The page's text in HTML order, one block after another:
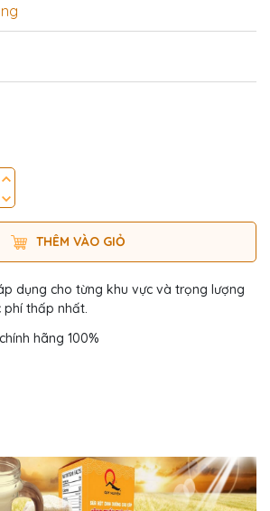
THÊM VÀO GIỎ
dụng cho từng khu vực và trọng lượng
thấp nhất.
hãng 100%